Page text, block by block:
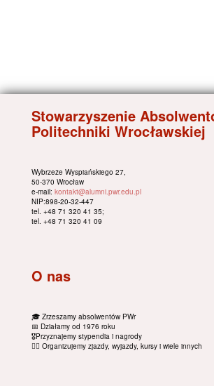
Stowarzyszenie
Politechniki Wrocławskiej
Wybrzeże Wyspiańskiego 27,
50-370 Wrocław
e-mail: kontakt@alumni.pwr.edu.pl
NIP:898-20-32-447
tel. +48 71 320 41 35;
tel. +48 71 320 41 09
O nas
🎓 Zrzeszamy absolwentów PWr
📅 Działamy od 1976 roku
🎖Przyznajemy stypendia i nagrody
🚴‍♂️ Organizujemy zjazdy, wyjazdy, kursy i wiele innych